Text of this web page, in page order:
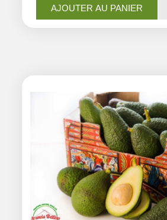
AJOUTER AU PANIER